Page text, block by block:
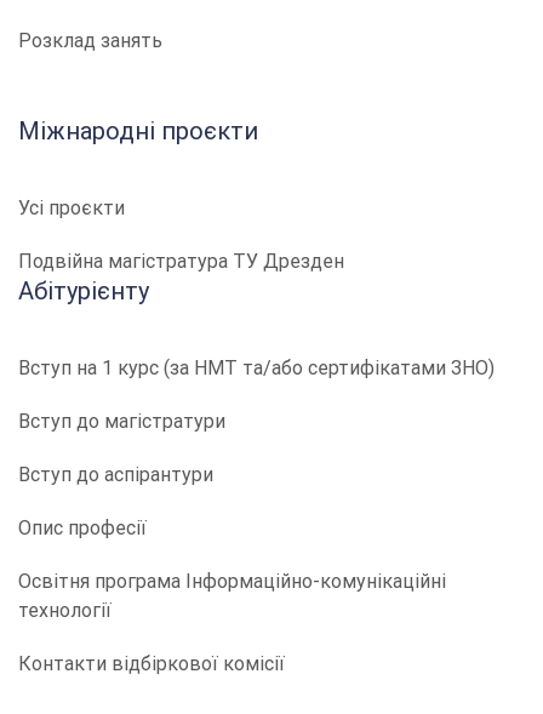
Розклад занять
Міжнародні проєкти
Усі проєкти
Подвійна магістратура ТУ Дрезден
Абітурієнту
Вступ на 1 курс (за НМТ та/або сертифікатами ЗНО)
Вступ до магістратури
Вступ до аспірантури
Опис професії
​​Освітня програма Інформаційно-комунікаційні
технології
Контакти відбіркової комісії